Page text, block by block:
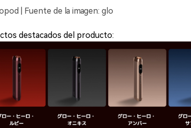
| Fuente de la imagen: glo
destacados del producto: